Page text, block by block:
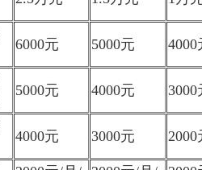
6000元 5000元 4000
5000元 4000元 3000
4000元 3000元 2000